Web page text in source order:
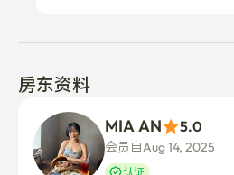
MIA AN 5.0
关于房东
My name is Mia from Korea.
I opened up my cozy property right